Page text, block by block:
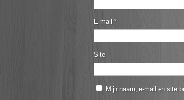
E-mail *
Site
Mijn naam, e-mail en site